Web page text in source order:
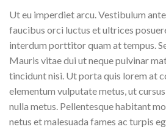
Ut eu imperdiet arcu. Vestibulum
faucibus orci luctus et ultrices
interdum porttitor quam at tempus.
Mauris vitae dui ut neque pulvinar
tincidunt nisi. Ut porta quis lorem at
elementum vulputate metus, ut
nulla metus. Pellentesque habitant
netus et malesuada fames ac turpis